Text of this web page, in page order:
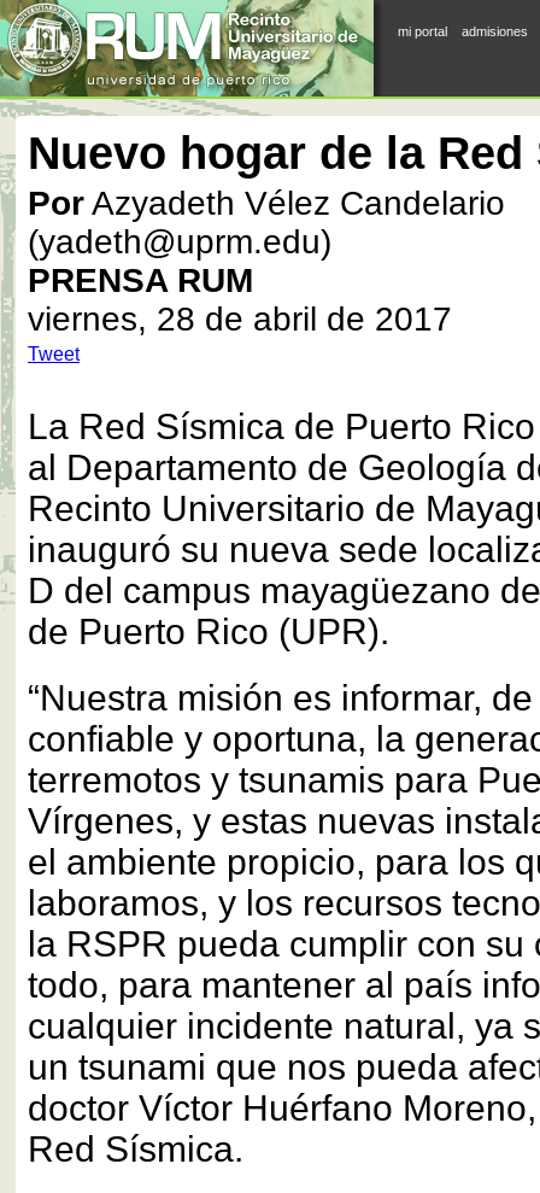
mi portal admisiones
Nuevo hogar de la
PorAzyadeth Vélez Candelario
(yadeth@uprm.edu)
PRENSA RUM
viernes, 28 de abril de 2017
Tweet
La Red Sísmica de Puerto
al Departamento de Geología
Recinto Universitario de
inauguró su nueva sede
D del campus mayagüezano
de Puerto Rico (UPR).
“Nuestra misión es informar,
confiable y oportuna, la
terremotos y tsunamis para
Vírgenes, y estas nuevas
el ambiente propicio, para los
laboramos, y los recursos
la RSPR pueda cumplir con su
todo, para mantener al país
cualquier incidente natural, ya
un tsunami que nos pueda
doctor Víctor Huérfano
Red Sísmica.